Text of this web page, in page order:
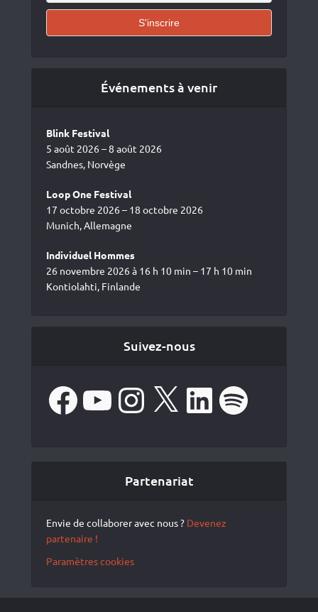
Événements à venir
Blink Festival
5 août 2026 – 8 août 2026
Sandnes, Norvège
Loop One Festival
17 octobre 2026 – 18 octobre 2026
Munich, Allemagne
Individuel Hommes
26 novembre 2026 à 16 h 10 min – 17 h 10 min
Kontiolahti, Finlande
Suivez-nous
FacebookYouTube Instagram LinkedIn Spotify
Partenariat
Envie de collaborer avec nous ? Devenez
partenaire !
Paramètres cookies